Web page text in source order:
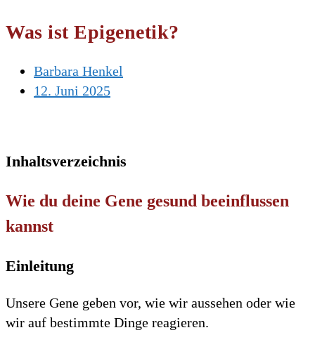
Was ist Epigenetik?
Barbara Henkel
12. Juni 2025
Inhaltsverzeichnis
Wie du deine Gene gesund beeinflussen
kannst
Einleitung
Unsere Gene geben vor, wie wir aussehen oder wie
wir auf bestimmte Dinge reagieren.